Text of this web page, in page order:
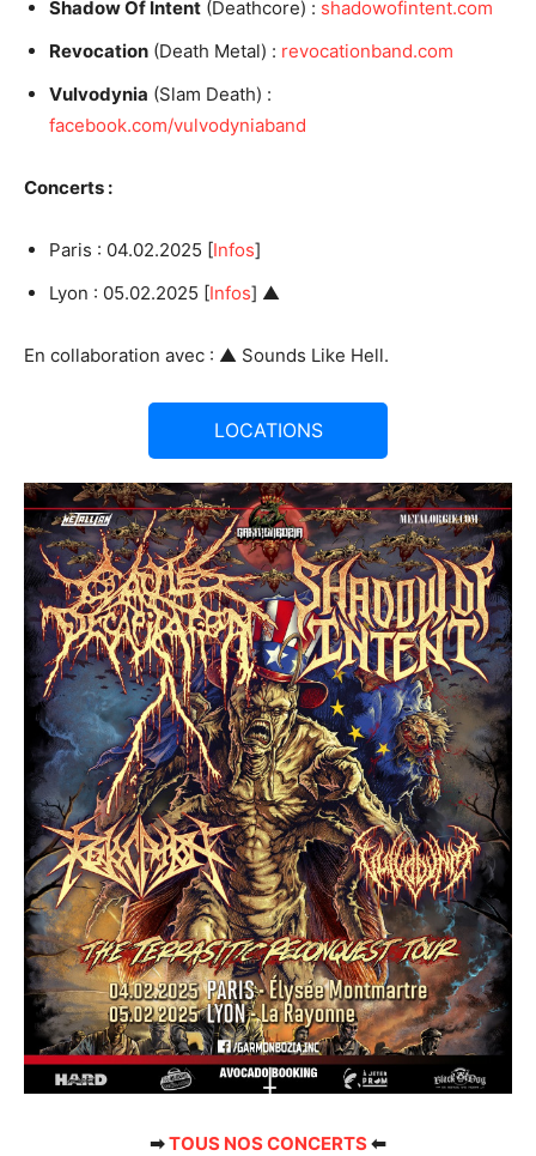
Shadow Of Intent (Deathcore) : shadowofintent.com
Revocation (Death Metal) : revocationband.com
Vulvodynia (Slam Death) :
facebook.com/vulvodyniaband
Concerts :
Paris : 04.02.2025 [Infos]
Lyon : 05.02.2025 [Infos] ▲
En collaboration avec : ▲ Sounds Like Hell.
LOCATIONS
➡TOUS NOS CONCERTS⬅